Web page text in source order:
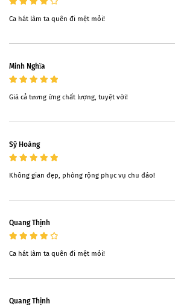
Ca hát làm ta quên đi mệt mỏi!
Minh Nghĩa
Giá cả tương ứng chất lượng, tuyệt vời!
Sỹ Hoàng
Không gian đẹp, phòng rộng phục vụ chu đáo!
Quang Thịnh
Ca hát làm ta quên đi mệt mỏi!
Quang Thịnh